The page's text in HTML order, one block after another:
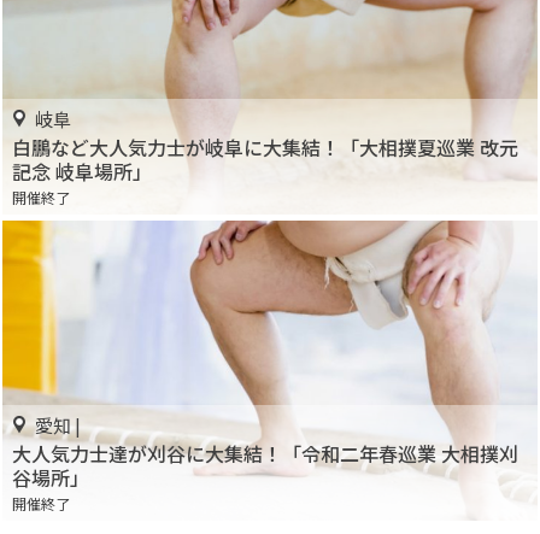
岐阜
白鵬など大人気力士が岐阜に大集結！「大相撲夏巡業 改元
記念 岐阜場所」
開催終了
愛知 |
大人気力士達が刈谷に大集結！「令和二年春巡業 大相撲刈
谷場所」
開催終了